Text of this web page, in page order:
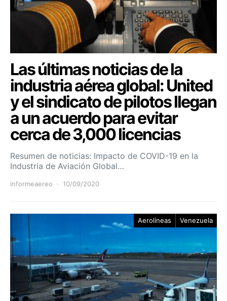
Las últimas noticias de la
industria aérea global: United
y el sindicato de pilotos llegan
a un acuerdo para evitar
cerca de 3,000 licencias
Resumen de noticias: Impacto de COVID-19 en la
Industria de Aviación Global…
informeaereo 10/09/2020
Aerolíneas Venezuela